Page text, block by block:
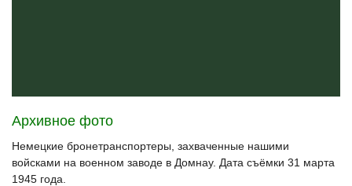
Архивное фото
Немецкие бронетранспортеры, захваченные нашими
войсками на военном заводе в Домнау. Дата съёмки 31 марта
1945 года.